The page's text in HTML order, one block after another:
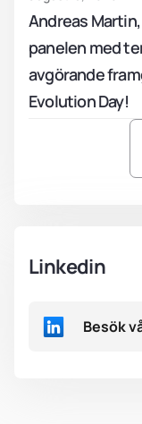
Andreas
panelen med
avgörande
Evolution Day!
Linkedin
Besök